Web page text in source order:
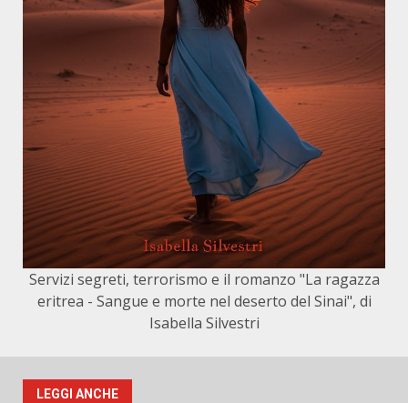
Servizi segreti, terrorismo e il romanzo "La ragazza
eritrea - Sangue e morte nel deserto del Sinai", di
Isabella Silvestri
LEGGI ANCHE